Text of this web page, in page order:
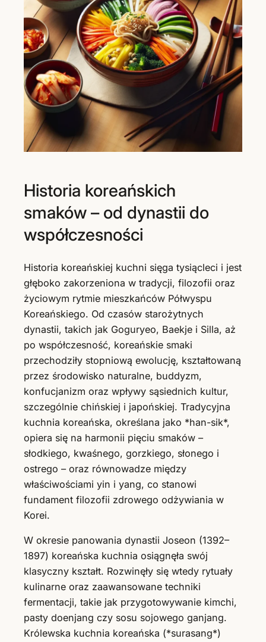
Historia koreańskich
smaków – od dynastii do
współczesności
Historia koreańskiej kuchni sięga tysiącleci i jest
głęboko zakorzeniona w tradycji, filozofii oraz
życiowym rytmie mieszkańców Półwyspu
Koreańskiego. Od czasów starożytnych
dynastii, takich jak Goguryeo, Baekje i Silla, aż
po współczesność, koreańskie smaki
przechodziły stopniową ewolucję, kształtowaną
przez środowisko naturalne, buddyzm,
konfucjanizm oraz wpływy sąsiednich kultur,
szczególnie chińskiej i japońskiej. Tradycyjna
kuchnia koreańska, określana jako *han-sik*,
opiera się na harmonii pięciu smaków –
słodkiego, kwaśnego, gorzkiego, słonego i
ostrego – oraz równowadze między
właściwościami yin i yang, co stanowi
fundament filozofii zdrowego odżywiania w
Korei.
W okresie panowania dynastii Joseon (1392–
1897) koreańska kuchnia osiągnęła swój
klasyczny kształt. Rozwinęły się wtedy rytuały
kulinarne oraz zaawansowane techniki
fermentacji, takie jak przygotowywanie kimchi,
pasty doenjang czy sosu sojowego ganjang.
Królewska kuchnia koreańska (*surasang*)